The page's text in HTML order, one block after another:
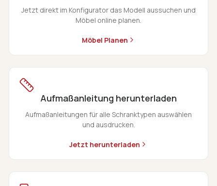
Jetzt direkt im Konfigurator das Modell aussuchen und
Möbel online planen.
Möbel Planen
Aufmaßanleitung herunterladen
Aufmaßanleitungen für alle Schranktypen auswählen
und ausdrucken.
Jetzt herunterladen